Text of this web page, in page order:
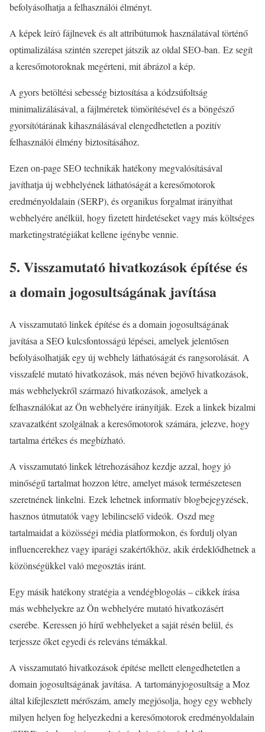
befolyásolhatja a felhasználói élményt.
A képek leíró fájlnevek és alt attribútumok használatával történő
optimalizálása szintén szerepet játszik az oldal SEO-ban. Ez segít
a keresőmotoroknak megérteni, mit ábrázol a kép.
A gyors betöltési sebesség biztosítása a kódzsúfoltság
minimalizálásával, a fájlméretek tömörítésével és a böngésző
gyorsítótárának kihasználásával elengedhetetlen a pozitív
felhasználói élmény biztosításához.
Ezen on-page SEO technikák hatékony megvalósításával
javíthatja új webhelyének láthatóságát a keresőmotorok
eredményoldalain (SERP), és organikus forgalmat irányíthat
webhelyére anélkül, hogy fizetett hirdetéseket vagy más költséges
marketingstratégiákat kellene igénybe vennie.
5. Visszamutató hivatkozások építése és
a domain jogosultságának javítása
A visszamutató linkek építése és a domain jogosultságának
javítása a SEO kulcsfontosságú lépései, amelyek jelentősen
befolyásolhatják egy új webhely láthatóságát és rangsorolását. A
visszafelé mutató hivatkozások, más néven bejövő hivatkozások,
más webhelyekről származó hivatkozások, amelyek a
felhasználókat az Ön webhelyére irányítják. Ezek a linkek bizalmi
szavazatként szolgálnak a keresőmotorok számára, jelezve, hogy
tartalma értékes és megbízható.
A visszamutató linkek létrehozásához kezdje azzal, hogy jó
minőségű tartalmat hozzon létre, amelyet mások természetesen
szeretnének linkelni. Ezek lehetnek informatív blogbejegyzések,
hasznos útmutatók vagy lebilincselő videók. Oszd meg
tartalmaidat a közösségi média platformokon, és fordulj olyan
influencerekhez vagy iparági szakértőkhöz, akik érdeklődhetnek a
közönségükkel való megosztás iránt.
Egy másik hatékony stratégia a vendégblogolás – cikkek írása
más webhelyekre az Ön webhelyére mutató hivatkozásért
cserébe. Keressen jó hírű webhelyeket a saját résén belül, és
terjessze őket egyedi és releváns témákkal.
A visszamutató hivatkozások építése mellett elengedhetetlen a
domain jogosultságának javítása. A tartományjogosultság a Moz
által kifejlesztett mérőszám, amely megjósolja, hogy egy webhely
milyen helyen fog helyezkedni a keresőmotorok eredményoldalain